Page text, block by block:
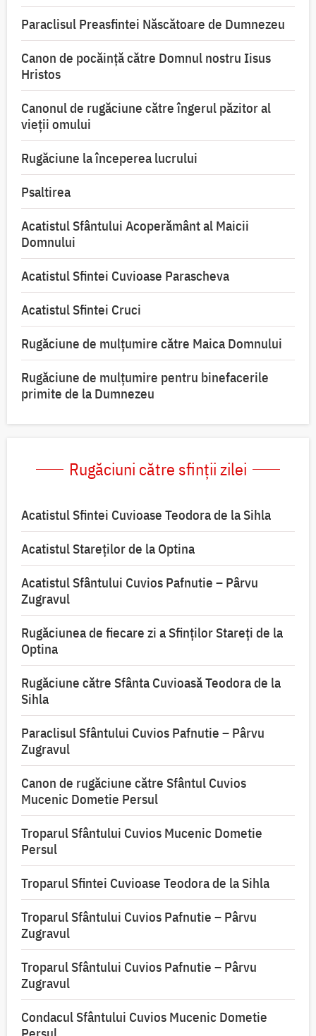
Paraclisul Preasfintei Născătoare de Dumnezeu
Canon de pocăință către Domnul nostru Iisus
Hristos
Canonul de rugăciune către îngerul păzitor al
vieții omului
Rugăciune la începerea lucrului
Psaltirea
Acatistul Sfântului Acoperământ al Maicii
Domnului
Acatistul Sfintei Cuvioase Parascheva
Acatistul Sfintei Cruci
Rugăciune de mulţumire către Maica Domnului
Rugăciune de mulțumire pentru binefacerile
primite de la Dumnezeu
Rugăciuni către sfinții zilei
Acatistul Sfintei Cuvioase Teodora de la Sihla
Acatistul Stareţilor de la Optina
Acatistul Sfântului Cuvios Pafnutie – Pârvu
Zugravul
Rugăciunea de fiecare zi a Sfinților Stareți de la
Optina
Rugăciune către Sfânta Cuvioasă Teodora de la
Sihla
Paraclisul Sfântului Cuvios Pafnutie – Pârvu
Zugravul
Canon de rugăciune către Sfântul Cuvios
Mucenic Dometie Persul
Troparul Sfântului Cuvios Mucenic Dometie
Persul
Troparul Sfintei Cuvioase Teodora de la Sihla
Troparul Sfântului Cuvios Pafnutie – Pârvu
Zugravul
Troparul Sfântului Cuvios Pafnutie – Pârvu
Zugravul
Condacul Sfântului Cuvios Mucenic Dometie